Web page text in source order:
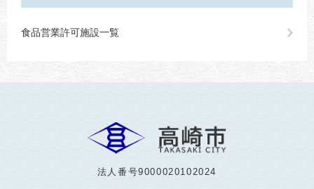
食品営業許可施設一覧
法人番号9000020102024